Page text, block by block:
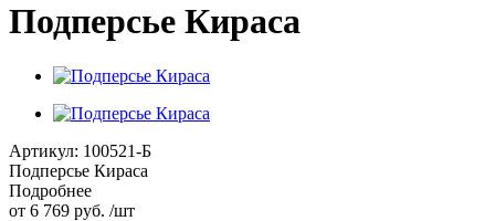
Подперсье Кираса
Артикул: 100521-Б
Подперсье Кираса
Подробнее
от 6 769 руб. /шт